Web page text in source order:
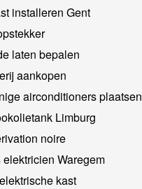
installeren Gent
laten bepalen
aankopen
airconditioners plaatsen
Limburg
noire
Waregem
kast